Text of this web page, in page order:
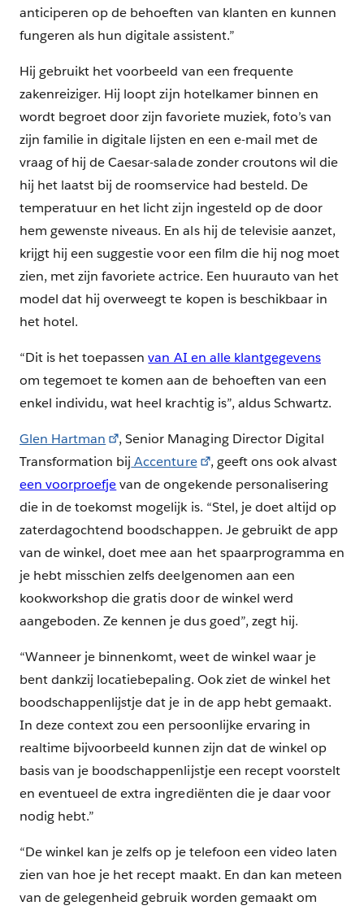
anticiperen op de behoeften van klanten en kunnen
fungeren als hun digitale assistent.”
Hij gebruikt het voorbeeld van een frequente
zakenreiziger. Hij loopt zijn hotelkamer binnen en
wordt begroet door zijn favoriete muziek, foto’s van
zijn familie in digitale lijsten en een e-mail met de
vraag of hij de Caesar-salade zonder croutons wil die
hij het laatst bij de roomservice had besteld. De
temperatuur en het licht zijn ingesteld op de door
hem gewenste niveaus. En als hij de televisie aanzet,
krijgt hij een suggestie voor een film die hij nog moet
zien, met zijn favoriete actrice. Een huurauto van het
model dat hij overweegt te kopen is beschikbaar in
het hotel.
“Dit is het toepassenvan AI en alle klantgegevens
om tegemoet te komen aan de behoeften van een
enkel individu, wat heel krachtig is”, aldus Schwartz.
Glen Hartman
, Senior Managing Director Digital
Transformation bij Accenture
, geeft ons ook alvast
een voorproefjevan de ongekende personalisering
die in de toekomst mogelijk is. “Stel, je doet altijd op
zaterdagochtend boodschappen. Je gebruikt de app
van de winkel, doet mee aan het spaarprogramma en
je hebt misschien zelfs deelgenomen aan een
kookworkshop die gratis door de winkel werd
aangeboden. Ze kennen je dus goed”, zegt hij.
“Wanneer je binnenkomt, weet de winkel waar je
bent dankzij locatiebepaling. Ook ziet de winkel het
boodschappenlijstje dat je in de app hebt gemaakt.
In deze context zou een persoonlijke ervaring in
realtime bijvoorbeeld kunnen zijn dat de winkel op
basis van je boodschappenlijstje een recept voorstelt
en eventueel de extra ingrediënten die je daar voor
nodig hebt.”
“De winkel kan je zelfs op je telefoon een video laten
zien van hoe je het recept maakt. En dan kan meteen
van de gelegenheid gebruik worden gemaakt om